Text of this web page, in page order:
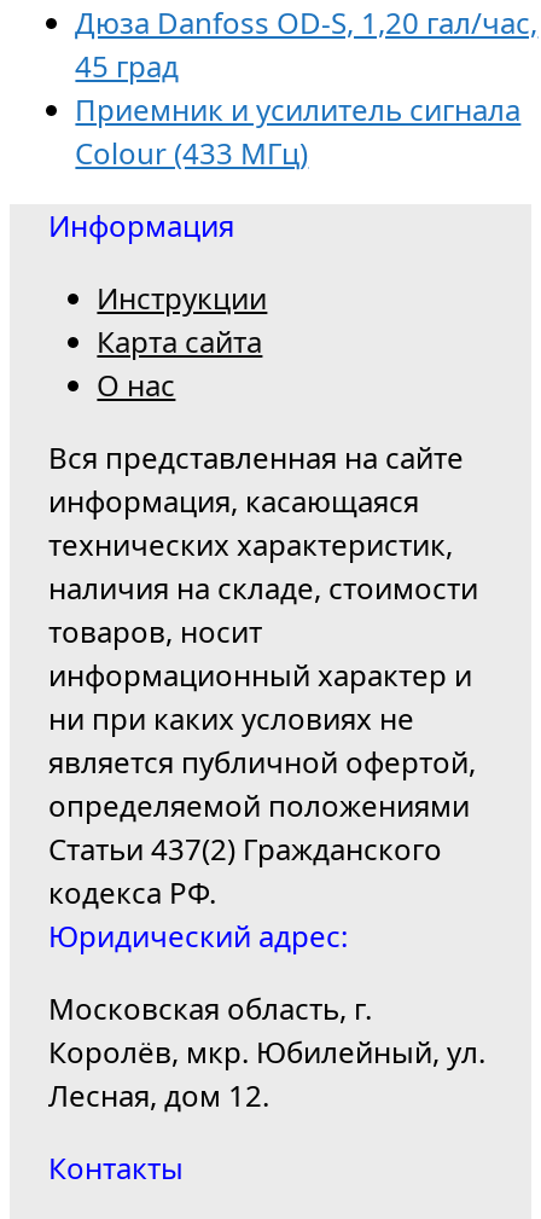
Дюза Danfoss OD-S, 1,20 гал/час,
45 град
Приемник и усилитель сигнала
Colour (433 МГц)
Информация
Инструкции
Карта сайта
О нас
Вся представленная на сайте
информация, касающаяся
технических характеристик,
наличия на складе, стоимости
товаров, носит
информационный характер и
ни при каких условиях не
является публичной офертой,
определяемой положениями
Статьи 437(2) Гражданского
кодекса РФ.
Юридический адрес:
Московская область, г.
Королёв, мкр. Юбилейный, ул.
Лесная, дом 12.
Контакты